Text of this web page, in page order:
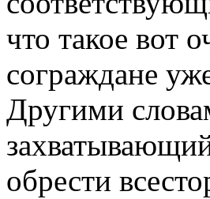
что такое вот
сограждане
Другими
обрести